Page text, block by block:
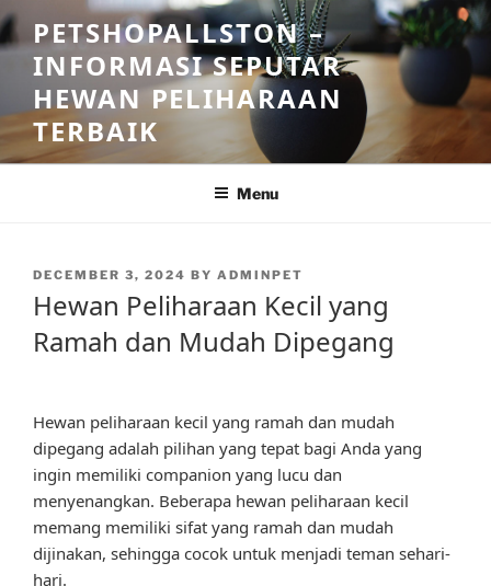
Skip
to
content
PETSHOPALLSTON –
INFORMASI SEPUTAR
HEWAN PELIHARAAN
TERBAIK
Menu
POSTED
DECEMBER 3, 2024 BY ADMINPET
Hewan Peliharaan Kecil yang
Ramah dan Mudah Dipegang
Hewan peliharaan kecil yang ramah dan mudah
dipegang adalah pilihan yang tepat bagi Anda yang
ingin memiliki companion yang lucu dan
menyenangkan. Beberapa hewan peliharaan kecil
memang memiliki sifat yang ramah dan mudah
dijinakan, sehingga cocok untuk menjadi teman sehari-
hari.